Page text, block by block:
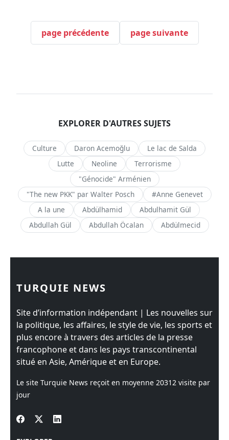
page précédente page suivante
EXPLORER D'AUTRES SUJETS
Culture Daron Acemoğlu
Le lac de Salda
Lutte
Neoline
Terrorisme
"Génocide" Arménien
"The new PKK" par Walter Posch
#Anne Genevet
A la une
Abdülhamid
Abdulhamit Gül
Abdullah Gül
Abdullah Öcalan Abdülmecid
TURQUIE NEWS
Site d’information indépendant | Les nouvelles sur
la politique, les affaires, le style de vie, les sports et
plus encore à travers des articles de la presse
francophone et dans les pays transcontinental
situé en Asie, Amérique et en Europe.
Le site Turquie News reçoit en moyenne 20312 visite par
jour